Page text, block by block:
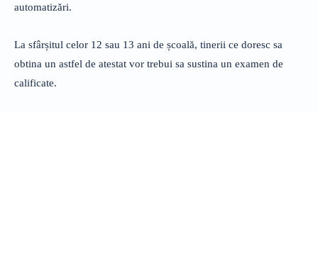
automatizări.
La sfârșitul celor 12 sau 13 ani de școală, tinerii ce doresc sa
obtina un astfel de atestat vor trebui sa sustina un examen de
calificate.